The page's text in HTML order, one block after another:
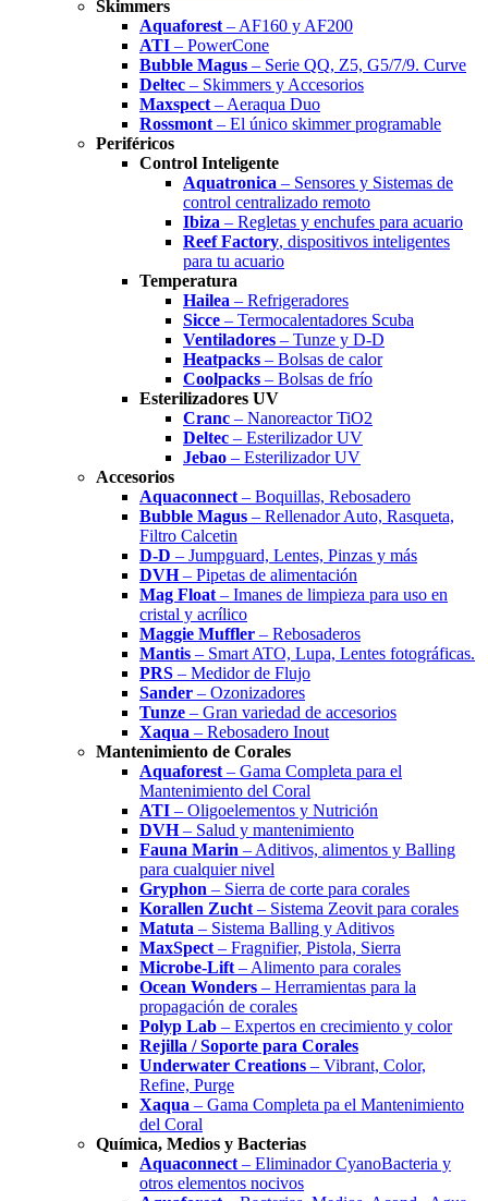
Skimmers
Aquaforest – AF160 y AF200
ATI – PowerCone
Bubble Magus – Serie QQ, Z5, G5/7/9. Curve
Deltec – Skimmers y Accesorios
Maxspect – Aeraqua Duo
Rossmont – El único skimmer programable
Periféricos
Control Inteligente
Aquatronica – Sensores y Sistemas de
control centralizado remoto
Ibiza – Regletas y enchufes para acuario
Reef Factory, dispositivos inteligentes
para tu acuario
Temperatura
Hailea – Refrigeradores
Sicce – Termocalentadores Scuba
Ventiladores – Tunze y D-D
Heatpacks – Bolsas de calor
Coolpacks – Bolsas de frío
Esterilizadores UV
Cranc – Nanoreactor TiO2
Deltec – Esterilizador UV
Jebao – Esterilizador UV
Accesorios
Aquaconnect – Boquillas, Rebosadero
Bubble Magus – Rellenador Auto, Rasqueta,
Filtro Calcetin
D-D – Jumpguard, Lentes, Pinzas y más
DVH– Pipetas de alimentación
Mag Float – Imanes de limpieza para uso en
cristal y acrílico
Maggie Muffler – Rebosaderos
Mantis – Smart ATO, Lupa, Lentes fotográficas.
PRS – Medidor de Flujo
Sander – Ozonizadores
Tunze – Gran variedad de accesorios
Xaqua – Rebosadero Inout
Mantenimiento de Corales
Aquaforest – Gama Completa para el
Mantenimiento del Coral
ATI – Oligoelementos y Nutrición
DVH– Salud y mantenimiento
Fauna Marin – Aditivos, alimentos y Balling
para cualquier nivel
Gryphon – Sierra de corte para corales
Korallen Zucht – Sistema Zeovit para corales
Matuta – Sistema Balling y Aditivos
MaxSpect – Fragnifier, Pistola, Sierra
Microbe-Lift – Alimento para corales
Ocean Wonders – Herramientas para la
propagación de corales
Polyp Lab – Expertos en crecimiento y color
Rejilla / Soporte para Corales
Underwater Creations – Vibrant, Color,
Refine, Purge
Xaqua – Gama Completa pa el Mantenimiento
del Coral
Química, Medios y Bacterias
Aquaconnect – Eliminador CyanoBacteria y
otros elementos nocivos